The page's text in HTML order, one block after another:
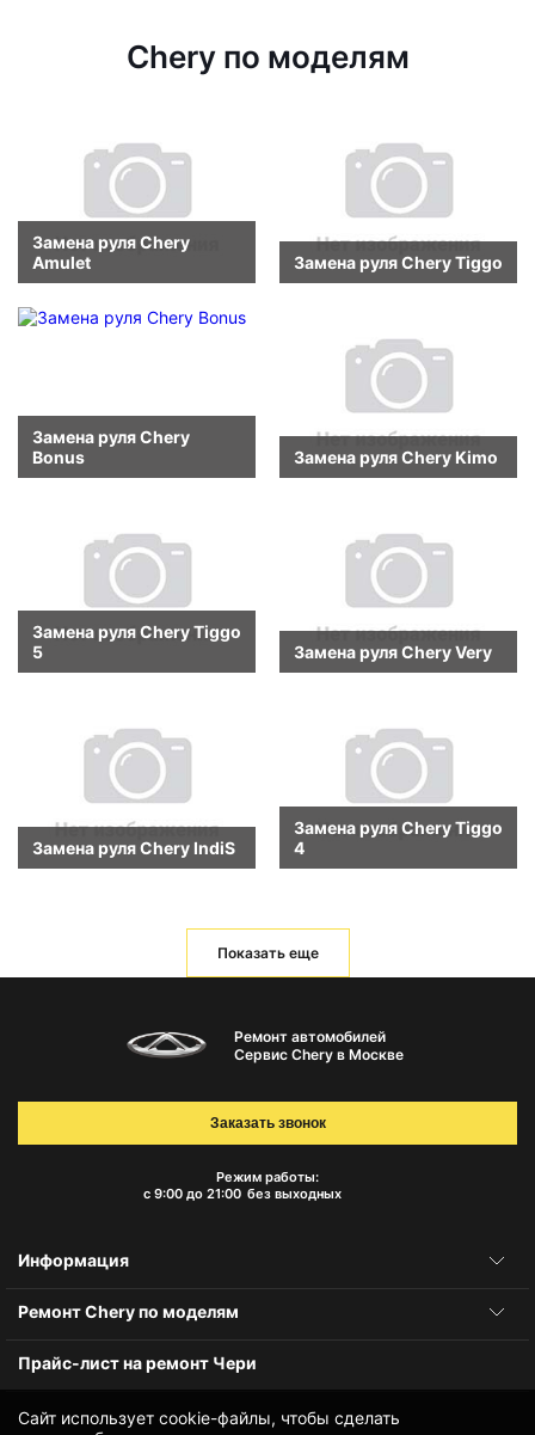
Chery по моделям
Замена руля Chery
Amulet
Замена руля Chery Tiggo
Замена руля Chery
Bonus
Замена руля Chery Kimo
Замена руля Chery Tiggo
5
Замена руля Chery Very
Замена руля Chery IndiS
Замена руля Chery Tiggo
4
Показать еще
Сайт использует cookie-файлы, чтобы сделать
Ремонт автомобилей
Сервис Chery в Москве
Режим работы:
с 9:00 до 21:00 без выходных
Заказать звонок
Информация
Ремонт Chery по моделям
Прайс-лист на ремонт Чери